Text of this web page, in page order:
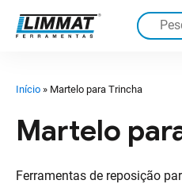
Início » Martelo para Trincha
Martelo
Ferramentas de reposição